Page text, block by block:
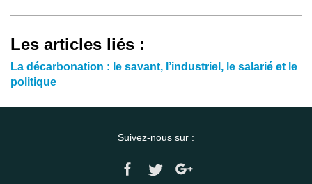
Les articles liés :
La décarbonation : le savant, l’industriel, le salarié et le
politique
Suivez-nous sur :